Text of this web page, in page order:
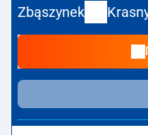
Zbąszynek–Krasnystaw
перевізника PKP Intercity. Потяг завершує маршрут
Zbąszynek